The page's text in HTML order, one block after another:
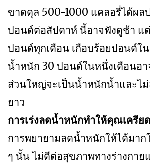
ขาดดุล 500-1000 แคลอรี่ได้ผล
ปอนด์ต่อสัปดาห์ นี้อาจฟังดูช้า แ
ปอนด์ทุกเดือน เกือบร้อยปอนด์ใ
น้ำหนัก 30 ปอนด์ในหนึ่งเดือนอา
ส่วนใหญ่จะเป็นน้ำหนักน้ำและไม่
ยาว
การเร่งลดน้ำหนักทำให้คุณเครีย
การพยายามลดน้ำหนักให้ได้มาก
ๆ นั้น ไม่ดีต่อสุขภาพทางร่างกาย